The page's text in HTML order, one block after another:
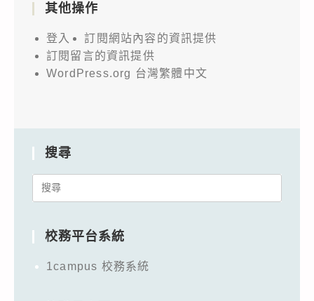
其他操作
登入
訂閱網站內容的資訊提供
訂閱留言的資訊提供
WordPress.org 台灣繁體中文
搜尋
Search
校務平台系統
1campus 校務系統